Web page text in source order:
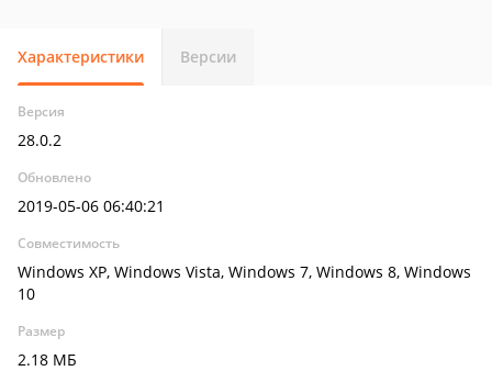
Характеристики Версии
Версия
28.0.2
Обновлено
2019-05-06 06:40:21
Совместимость
Windows XP, Windows Vista, Windows 7, Windows 8, Windows
10
Размер
2.18 МБ